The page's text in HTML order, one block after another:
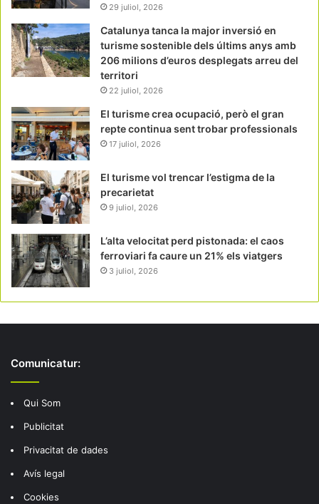
29 juliol, 2026
Catalunya tanca la major inversió en
turisme sostenible dels últims anys amb
206 milions d’euros desplegats arreu del
territori
22 juliol, 2026
El turisme crea ocupació, però el gran
repte continua sent trobar professionals
17 juliol, 2026
El turisme vol trencar l’estigma de la
precarietat
9 juliol, 2026
L’alta velocitat perd pistonada: el caos
ferroviari fa caure un 21% els viatgers
3 juliol, 2026
Comunicatur:
Qui Som
Publicitat
Privacitat de dades
Avís legal
Cookies